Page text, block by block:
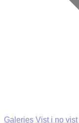
Galeries Vist i no vist